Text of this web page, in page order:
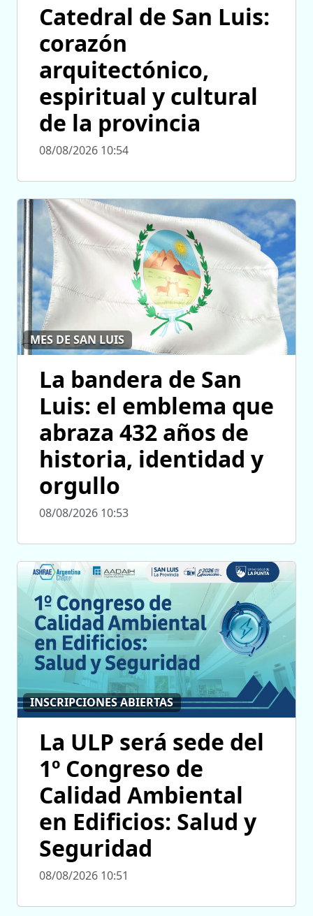
Catedral de San Luis:
corazón
arquitectónico,
espiritual y cultural
de la provincia
08/08/2026 10:54
MES DE SAN LUIS
La bandera de San
Luis: el emblema que
abraza 432 años de
historia, identidad y
orgullo
08/08/2026 10:53
INSCRIPCIONES ABIERTAS
La ULP será sede del
1º Congreso de
Calidad Ambiental
en Edificios: Salud y
Seguridad
08/08/2026 10:51